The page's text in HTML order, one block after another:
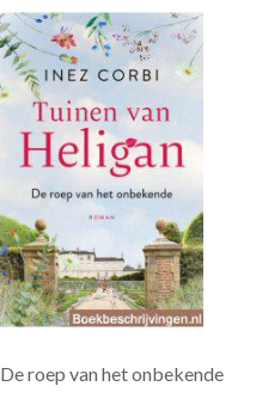
De roep van het onbekende